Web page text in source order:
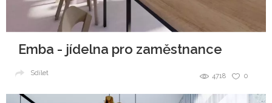
Emba - jídelna pro zaměstnance
0
4718
Sdílet